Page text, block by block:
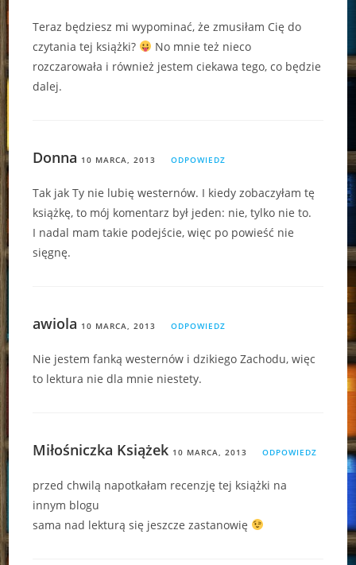
Teraz będziesz mi wypominać, że zmusiłam Cię do
czytania tej książki?
No mnie też nieco
rozczarowała i również jestem ciekawa tego, co będzie
dalej.
Donna 10 MARCA, 2013 ODPOWIEDZ
Tak jak Ty nie lubię westernów. I kiedy zobaczyłam tę
książkę, to mój komentarz był jeden: nie, tylko nie to.
I nadal mam takie podejście, więc po powieść nie
sięgnę.
awiola 10 MARCA, 2013 ODPOWIEDZ
Nie jestem fanką westernów i dzikiego Zachodu, więc
to lektura nie dla mnie niestety.
Miłośniczka Książek 10 MARCA, 2013 ODPOWIEDZ
przed chwilą napotkałam recenzję tej książki na
innym blogu
sama nad lekturą się jeszcze zastanowię